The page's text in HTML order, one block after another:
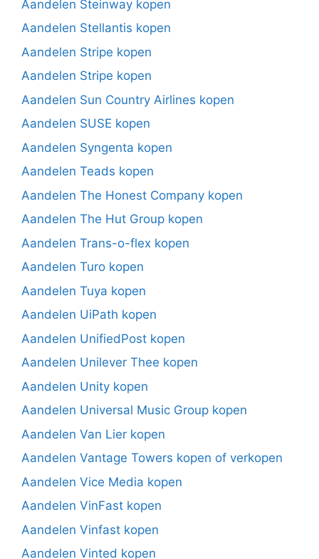
Aandelen Steinway kopen
Aandelen Stellantis kopen
Aandelen Stripe kopen
Aandelen Stripe kopen
Aandelen Sun Country Airlines kopen
Aandelen SUSE kopen
Aandelen Syngenta kopen
Aandelen Teads kopen
Aandelen The Honest Company kopen
Aandelen The Hut Group kopen
Aandelen Trans-o-flex kopen
Aandelen Turo kopen
Aandelen Tuya kopen
Aandelen UiPath kopen
Aandelen UnifiedPost kopen
Aandelen Unilever Thee kopen
Aandelen Unity kopen
Aandelen Universal Music Group kopen
Aandelen Van Lier kopen
Aandelen Vantage Towers kopen of verkopen
Aandelen Vice Media kopen
Aandelen VinFast kopen
Aandelen Vinfast kopen
Aandelen Vinted kopen